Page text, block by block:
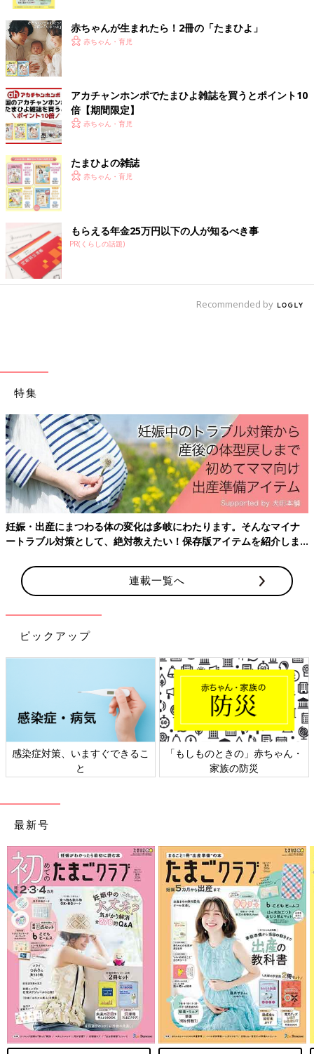
抱っこしてもらえて嬉しそう！
出典：Instagramアカウント「 puri6_24」
一瞬前まで泣いていたとは思えない切り替えの早さに、こちらま
活発で抱っこが大好き！自分からママやパパのもと
へ
ママであるpuri6_24さんに、お子さんのお話を聞いてみました。
お子さんが動画のような反応を見せてくれていたのは、生後6カ
月から1カ月間ほどのことだったそう。当時は自我が芽生えたこ
ろで、ずりばいであちこち動きまわる活発なお子さんだったんだ
近づき、抱っこしてほしがっていたとのこと。抱っこが大好きな
お子さんは、パパだけでなく、ママにも同じ反応を見せてくれて
積極的で今でも切り替えが早いお子さん♪
赤ちゃんが生まれたら！2冊の「たまひよ」
赤ちゃん・育児
アカチャンホンポでたまひよ雑誌を買うとポイント10
倍【期間限定】
赤ちゃん・育児
たまひよの雑誌
赤ちゃん・育児
もらえる年金25万円以下の人が知るべき事
PR(くらしの話題)
Recommended by
特集
妊娠・出産にまつわる体の変化は多岐にわたります。そんなマイナ
ートラブル対策として、絶対教えたい！保存版アイテムを紹介しま
連載一覧へ
ピックアップ
感染症対策、いますぐできるこ
と
「もしものときの」赤ちゃん・
家族の防災
最新号